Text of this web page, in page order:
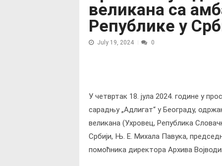
великана са
Републике у
July 19, 2024 0
У четвртак 18. јула 2024. године у
сарадњу „Адлигат“ у Београду,
великана (Ухровец, Република
Србији, Њ. Е. Михала Павука,
помоћника директора Архива